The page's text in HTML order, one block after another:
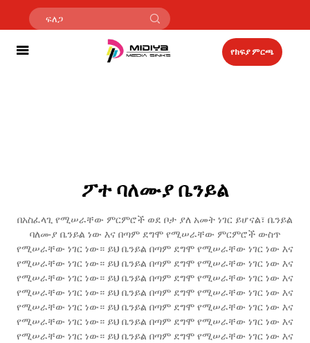
የክፍያ ምርጫ
ፖተ ባለሙያ ቤንይል
በአስፈላጊ የሚሠራቸው ምርምሮች ወደ ቦታ ያለ አመት ነገር ይሆናል፣ ቤንይል
ባለሙያ ቤንይል ነው እና በጣም ደግሞ የሚሠራቸው ምርምሮች ውስጥ
የሚሠራቸው ነገር ነው። ይህ ቤንይል በጣም ደግሞ የሚሠራቸው ነገር ነው እና
የሚሠራቸው ነገር ነው። ይህ ቤንይል በጣም ደግሞ የሚሠራቸው ነገር ነው እና
የሚሠራቸው ነገር ነው። ይህ ቤንይል በጣም ደግሞ የሚሠራቸው ነገር ነው እና
የሚሠራቸው ነገር ነው። ይህ ቤንይል በጣም ደግሞ የሚሠራቸው ነገር ነው እና
የሚሠራቸው ነገር ነው። ይህ ቤንይል በጣም ደግሞ የሚሠራቸው ነገር ነው እና
የሚሠራቸው ነገር ነው። ይህ ቤንይል በጣም ደግሞ የሚሠራቸው ነገር ነው እና
የሚሠራቸው ነገር ነው። ይህ ቤንይል በጣም ደግሞ የሚሠራቸው ነገር ነው እና